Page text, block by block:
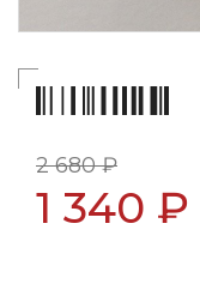
2 680 ₽
1 340 ₽